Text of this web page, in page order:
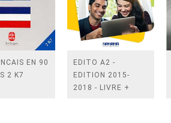
EN 90
2 K7
EDITO A2 -
EDITION 2015-
2018 - LIVRE +